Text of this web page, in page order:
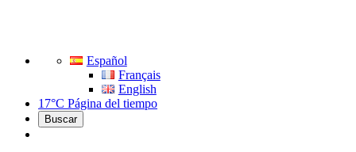
Español
Français
English
17°C Página del tiempo
Buscar